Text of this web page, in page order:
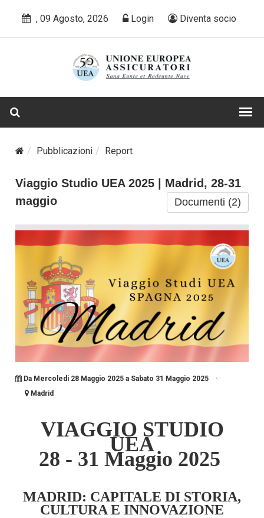
, 09 Agosto, 2026 Login Diventa socio
Pubblicazioni Report
Viaggio Studio UEA 2025 | Madrid, 28-31
maggio
Documenti (2)
Da Mercoledi 28 Maggio 2025 a Sabato 31 Maggio 2025
Madrid
VIAGGIO STUDIO
UEA
28 - 31 Maggio 2025
MADRID: CAPITALE DI STORIA,
CULTURA E INNOVAZIONE